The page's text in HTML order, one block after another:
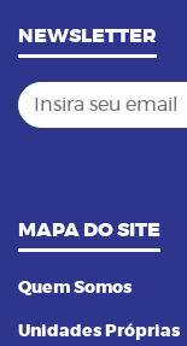
NEWSLETTER
Insira seu email
MAPA DO SITE
Quem Somos
Unidades Próprias